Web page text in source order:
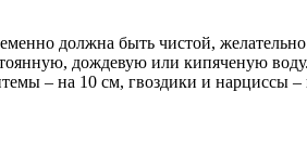
должна быть чистой,
дождевую или кипяченую
– на 10 см, гвоздики и нарциссы –